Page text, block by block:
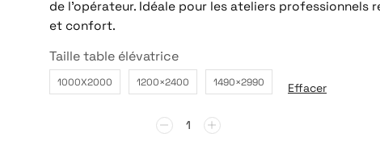
de l’opérateur. Idéale pour les ateliers
et confort.
Taille table élévatrice
1000X2000 1200×2400 1490×2990 Effacer